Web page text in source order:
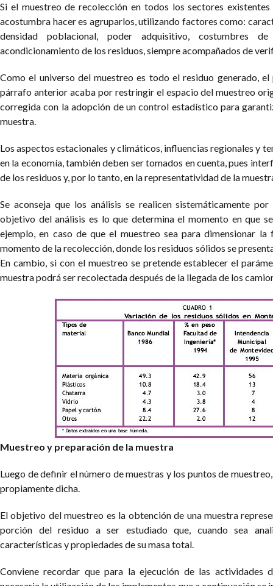
Si el muestreo de recolección en todos los sectores
acostumbra hacer es agruparlos, utilizando factores como:
densidad poblacional, poder adquisitivo, costumbres
acondicionamiento de los residuos, siempre acompañados de
Como el universo del muestreo es todo el residuo generado,
párrafo anterior acaba por restringir el espacio del muestreo
corregida con la adopción de un control estadístico para
muestra.
Los aspectos estacionales y climáticos, influencias regionales y
en la economía, también deben ser tomados en cuenta, pues
de los residuos y, por lo tanto, en la representatividad de la
Se aconseja que los análisis se realicen sistemáticamente
objetivo del análisis es lo que determina el momento en que
ejemplo, en caso de que el muestreo sea para dimensionar
momento de la recolección, donde los residuos sólidos se
En cambio, si con el muestreo se pretende establecer el
muestra podrá ser recolectada después de la llegada de los
Muestreo y preparación de la muestra
Luego de definir el número de muestras y los puntos de
propiamente dicha.
El objetivo del muestreo es la obtención de una muestra
porción del residuo a ser estudiado que, cuando sea
características y propiedades de su masa total.
Conviene recordar que para la ejecución de las actividades